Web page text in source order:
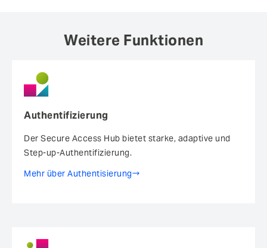
Weitere Funktionen
Authentifizierung
Der Secure Access Hub bietet starke, adaptive und
Step-up-Authentifizierung.
Mehr über Authentisierung